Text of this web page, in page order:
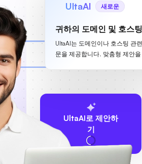
UltaAI 새로운
귀하의 도메인 및 호스
UltaAI는 도메인이나 호스팅 관
문을 제공합니다. 맞춤형 제안
UltaAI로 제안하
기